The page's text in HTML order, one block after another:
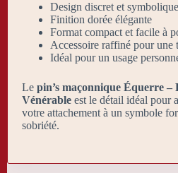
Design discret et symbolique
Finition dorée élégante
Format compact et facile à
Accessoire raffiné pour une
Idéal pour un usage
Le pin’s maçonnique Équerre –
Vénérable est le détail idéal pour
votre attachement à un symbole
sobriété.